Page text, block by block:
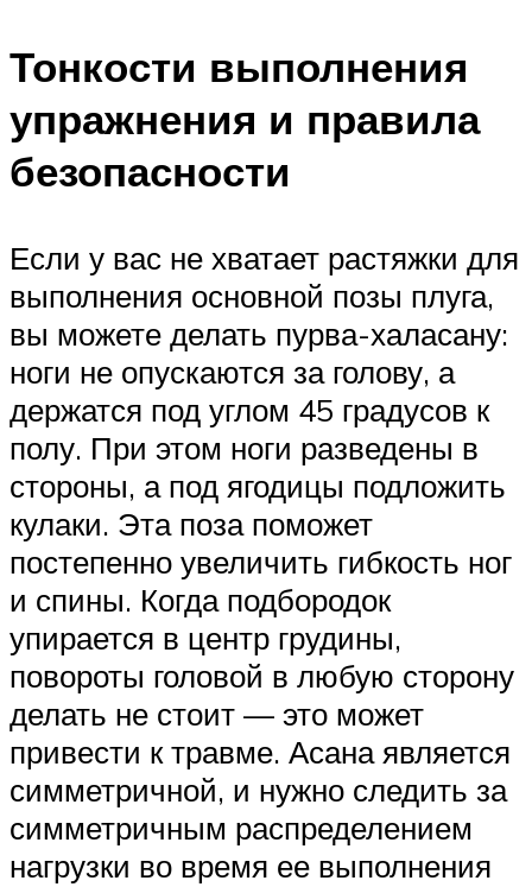
Тонкости выполнения
упражнения и правила
безопасности
Если у вас не хватает растяжки для
выполнения основной позы плуга,
вы можете делать пурва-халасану:
ноги не опускаются за голову, а
держатся под углом 45 градусов к
полу. При этом ноги разведены в
стороны, а под ягодицы подложить
кулаки. Эта поза поможет
постепенно увеличить гибкость ног
и спины. Когда подбородок
упирается в центр грудины,
повороты головой в любую сторону
делать не стоит — это может
привести к травме. Асана является
симметричной, и нужно следить за
симметричным распределением
нагрузки во время ее выполнения